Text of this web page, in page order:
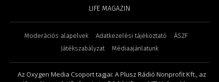
LIFE MAGAZIN
Moderációs alapelvek Adatkezelési tájékoztató
ÁSZF
Játékszabályzat
Médiaajánlatunk
Az Oxygen Media Csoport tagjai: A Plusz Rádió Nonprofit Kft., az